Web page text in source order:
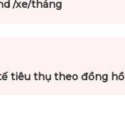
/xe/tháng
tiêu thụ theo đồng hồ